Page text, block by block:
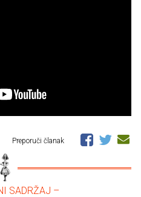
Preporuči članak
SADRŽAJ –